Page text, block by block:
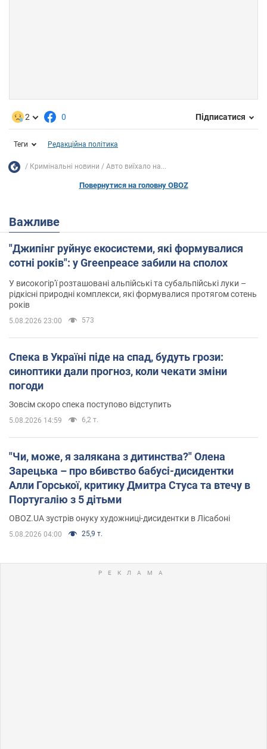
2 0 Підписатися
Теги Редакційна політика
Кримінальні новини Авто виїхало на...
Повернутися на головну OBOZ
Важливе
"Джипінг руйнує екосистеми, які формувалися
сотні років": у Greenpeace забили на сполох
У високогір'ї розташовані альпійські та субальпійські луки –
рідкісні природні комплекси, які формувалися протягом сотень
років
5.08.2026 23:00 573
Спека в Україні піде на спад, будуть грози:
синоптики дали прогноз, коли чекати зміни
погоди
Зовсім скоро спека поступово відступить
5.08.2026 14:59 6,2 т.
"Чи, може, я залякана з дитинства?" Олена
Зарецька – про вбивство бабусі-дисидентки
Алли Горської, критику Дмитра Стуса та втечу в
Португалію з 5 дітьми
OBOZ.UA зустрів онуку художниці-дисидентки в Лісабоні
5.08.2026 04:00 25,9 т.